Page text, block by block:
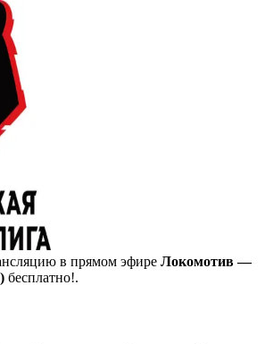
в прямом эфире Локомотив —
бесплатно!.